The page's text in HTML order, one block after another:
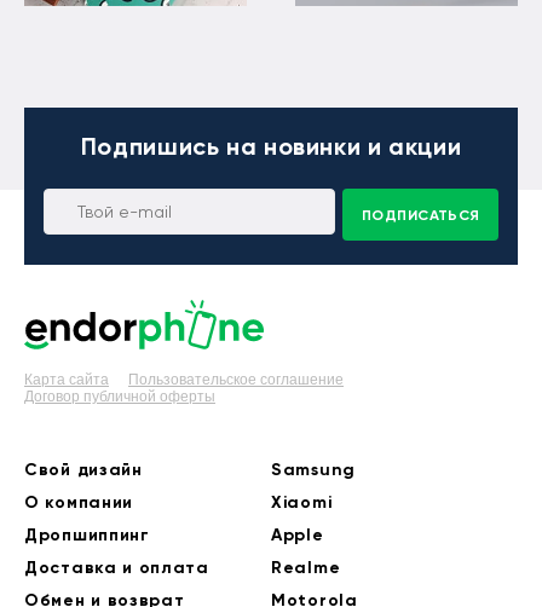
Подпишись на новинки и акции
ПОДПИСАТЬСЯ
Карта сайта
Пользовательское соглашение
Договор публичной оферты
Свой дизайн
О компании
Дропшиппинг
Доставка и оплата
Обмен и возврат
Samsung
Xiaomi
Apple
Realme
Motorola